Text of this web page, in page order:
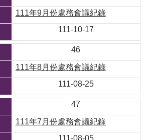
111年9月份處務會議紀錄
111-10-17
46
111年8月份處務會議紀錄
111-08-25
47
111年7月份處務會議紀錄
111-08-05